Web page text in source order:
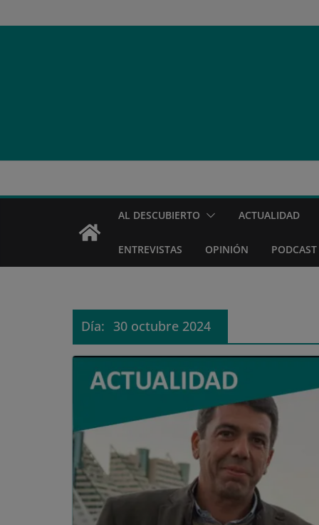
al
AL DESCUBIERTO ACTUALIDAD
ENTREVISTAS OPINIÓN PODCAST
Día: 30 octubre 2024